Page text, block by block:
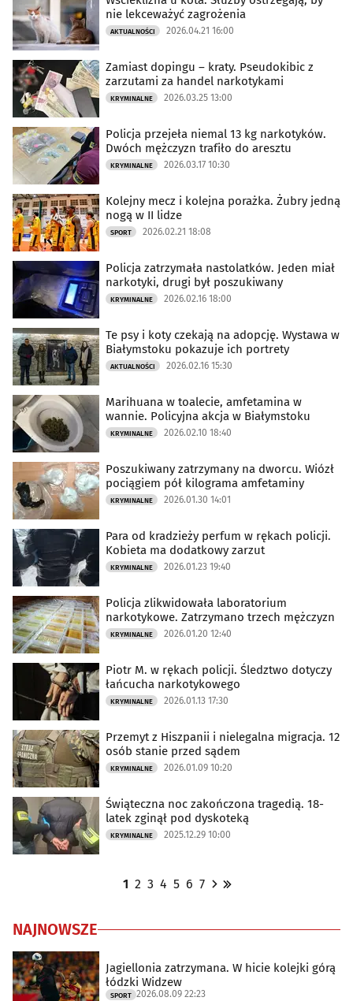
nie lekceważyć zagrożenia
AKTUALNOŚCI 2026.04.21 16:00
Zamiast dopingu – kraty. Pseudokibic z
zarzutami za handel narkotykami
KRYMINALNE 2026.03.25 13:00
Policja przejeła niemal 13 kg narkotyków.
Dwóch mężczyzn trafiło do aresztu
KRYMINALNE 2026.03.17 10:30
Kolejny mecz i kolejna porażka. Żubry jedną
nogą w II lidze
SPORT 2026.02.21 18:08
Policja zatrzymała nastolatków. Jeden miał
narkotyki, drugi był poszukiwany
KRYMINALNE 2026.02.16 18:00
Te psy i koty czekają na adopcję. Wystawa w
Białymstoku pokazuje ich portrety
AKTUALNOŚCI 2026.02.16 15:30
Marihuana w toalecie, amfetamina w
wannie. Policyjna akcja w Białymstoku
KRYMINALNE 2026.02.10 18:40
Poszukiwany zatrzymany na dworcu. Wiózł
pociągiem pół kilograma amfetaminy
KRYMINALNE 2026.01.30 14:01
Para od kradzieży perfum w rękach policji.
Kobieta ma dodatkowy zarzut
KRYMINALNE 2026.01.23 19:40
Policja zlikwidowała laboratorium
narkotykowe. Zatrzymano trzech mężczyzn
KRYMINALNE 2026.01.20 12:40
Piotr M. w rękach policji. Śledztwo dotyczy
łańcucha narkotykowego
KRYMINALNE 2026.01.13 17:30
Przemyt z Hiszpanii i nielegalna migracja. 12
osób stanie przed sądem
KRYMINALNE 2026.01.09 10:20
Świąteczna noc zakończona tragedią. 18-
latek zginął pod dyskoteką
KRYMINALNE 2025.12.29 10:00
1 2 3 4 5 6 7
NAJNOWSZE
Jagiellonia zatrzymana. W hicie kolejki górą
łódzki Widzew
SPORT 2026.08.09 22:23